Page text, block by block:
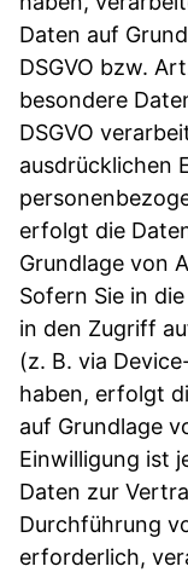
Daten auf
DSGVO bzw.
besondere
DSGVO
ausdrücklichen
erfolgt die
Grundlage von
Sofern Sie in
in den Zugriff
(z. B. via
haben, erfolgt
auf Grundlage
Einwilligung ist
Daten zur
Durchführung
erforderlich,